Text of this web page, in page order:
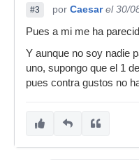
#3 por Caesar el 30/
Pues a mi me ha
Y aunque no soy nadie
uno, supongo que el 1
pues contra gustos no